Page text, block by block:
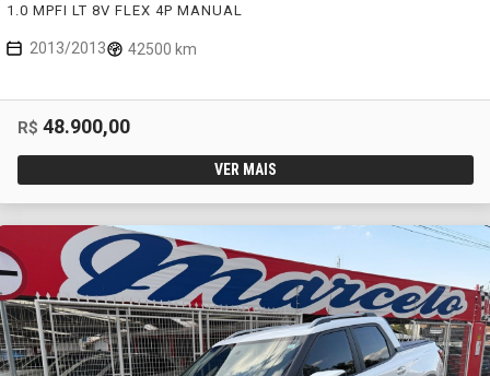
1.0 MPFI LT 8V FLEX 4P MANUAL
2013/2013 42500 km
R$ 48.900,00
VER MAIS